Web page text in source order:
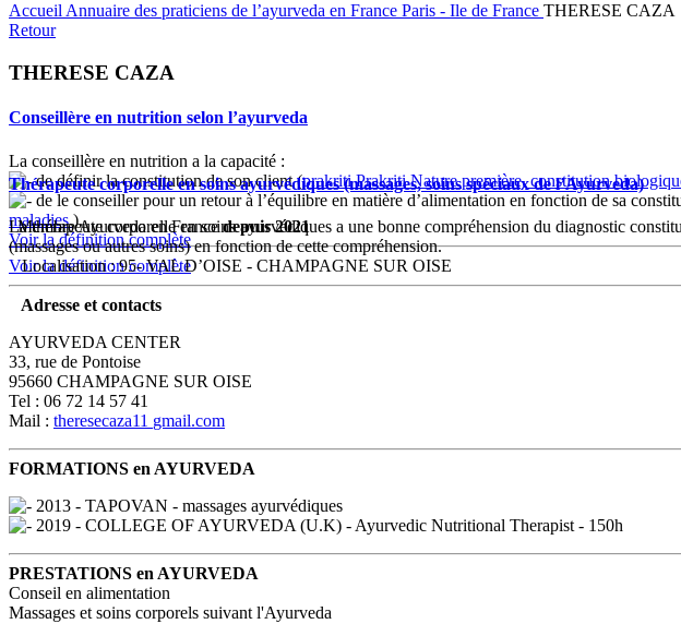
Accueil Annuaire des praticiens de l’ayurveda en France Paris - Ile de France THERESE CAZA
Retour
THERESE CAZA
Conseillère en nutrition selon l’ayurveda
La conseillère en nutrition a la capacité :
de définir la constitution de son client (prakriti Prakriti Nature première, constitution
de le conseiller pour un retour à l’équilibre en matière d’alimentation en fonction de sa
maladies ).
Voir la définition complète
Thérapeute corporelle en soins ayurvédiques (massages, soins spéciaux de l’Ayurveda)
La thérapeute corporelle en soins ayurvédiques a une bonne compréhension du diagnostic
(massages ou autres soins) en fonction de cette compréhension.
Voir la définition complète
Membre Ayurveda en Francedepuis 2021
Localisation : 95- VAL D’OISE - CHAMPAGNE SUR OISE
Adresse et contacts
AYURVEDA CENTER
33, rue de Pontoise
95660 CHAMPAGNE SUR OISE
Tel : 06 72 14 57 41
Mail : theresecaza11 gmail.com
FORMATIONS en AYURVEDA
2013 - TAPOVAN - massages ayurvédiques
2019 - COLLEGE OF AYURVEDA (U.K) - Ayurvedic Nutritional Therapist - 150h
PRESTATIONS en AYURVEDA
Conseil en alimentation
Massages et soins corporels suivant l'Ayurveda